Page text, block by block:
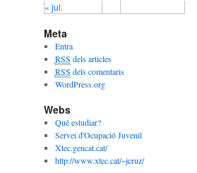
« jul.
Meta
Entra
RSS dels articles
RSS dels comentaris
WordPress.org
Webs
Què estudiar?
Servei d'Ocupació Juvenil
Xtec.gencat.cat/
http://www.xtec.cat/~jcruz/